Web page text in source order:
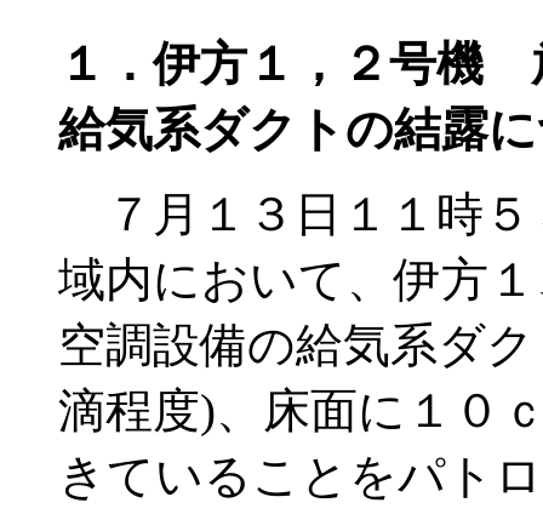
１．伊方１，２号機
給気系ダクトの結露
７月１３日１１時５
域内において、伊方
空調設備の給気系ダ
滴程度)、床面に１０
きていることをパト